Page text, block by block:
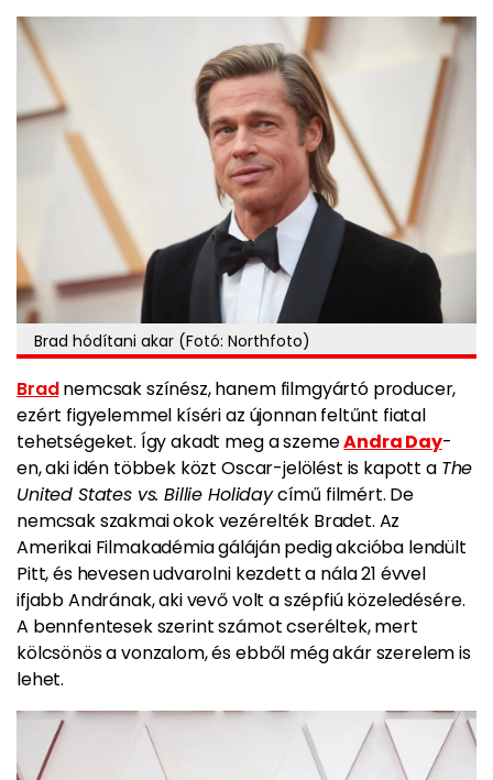
Brad hódítani akar (Fotó: Northfoto)
Bradnemcsak színész, hanem filmgyártó producer,
ezért figyelemmel kíséri az újonnan feltűnt fiatal
tehetségeket. Így akadt meg a szemeAndra Day-
en, aki idén többek közt Oscar-jelölést is kapott a The
United States vs. Billie Holidaycímű filmért. De
nemcsak szakmai okok vezérelték Bradet. Az
Amerikai Filmakadémia gáláján pedig akcióba lendült
Pitt, és hevesen udvarolni kezdett a nála 21 évvel
ifjabb Andrának, aki vevő volt a szépfiú közeledésére.
A bennfentesek szerint számot cseréltek, mert
kölcsönös a vonzalom, és ebből még akár szerelem is
lehet.